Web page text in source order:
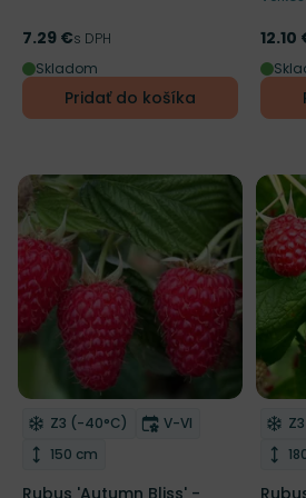
Cena
7.29 €s DPH
Skladom
Pridať do košíka
12.10
Odober do zoznamu želaní
Mrazuvzdornosť
Z3 (-40°C) Doba kvitnutia
V-VI
Výška rastliny
150 cm
Rubus 'Autumn Bliss' -